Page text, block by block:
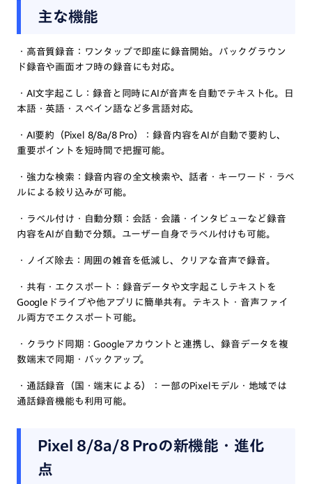
主な機能
・高音質録音：ワンタップで即座に録音開始。バックグラウン
ド録音や画面オフ時の録音にも対応。
・AI文字起こし：録音と同時にAIが音声を自動でテキスト化。日
本語・英語・スペイン語など多言語対応。
・AI要約（Pixel 8/8a/8 Pro）：録音内容をAIが自動で要約し、
重要ポイントを短時間で把握可能。
・強力な検索：録音内容の全文検索や、話者・キーワード・ラベ
ルによる絞り込みが可能。
・ラベル付け・自動分類：会話・会議・インタビューなど録音
内容をAIが自動で分類。ユーザー自身でラベル付けも可能。
・ノイズ除去：周囲の雑音を低減し、クリアな音声で録音。
・共有・エクスポート：録音データや文字起こしテキストを
Googleドライブや他アプリに簡単共有。テキスト・音声ファイ
ル両方でエクスポート可能。
・クラウド同期：Googleアカウントと連携し、録音データを複
数端末で同期・バックアップ。
・通話録音（国・端末による）：一部のPixelモデル・地域では
通話録音機能も利用可能。
Pixel 8/8a/8 Proの新機能・進化
点